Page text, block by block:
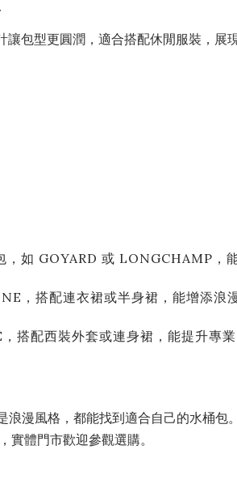
包型更圓潤，適合搭配休閒服裝，展
，如 GOYARD 或 LONGCHAMP，
，搭配連衣裙或半身裙，能增添浪
搭配西裝外套或連身裙，能提升專業
浪漫風格，都能找到適合自己的水桶包
實體門市歡迎參觀選購。